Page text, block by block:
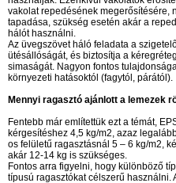
vakolat repedésének megerősítésére,
tapadása, szükség esetén akár a
hálót használni.
Az üvegszövet háló feladata a
ütésállóságát, és biztosítja a
simaságát. Nagyon fontos
környezeti hatásoktól (fagytól, párától).
Mennyi ragasztó ajánlott a lemezek
Fentebb már említettük ezt a témát,
kérgesítéshez 4,5 kg/m2, azaz
os felületű ragasztásnál 5 – 6 kg/m2,
akár 12-14 kg is szükséges.
Fontos arra figyelni, hogy különböző
típusú ragasztókat célszerű használni.